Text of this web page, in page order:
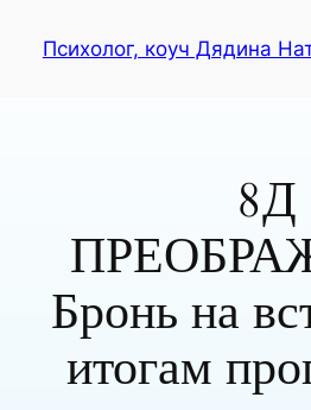
Психолог, коуч Дядина
8Д
Бронь на
итогам